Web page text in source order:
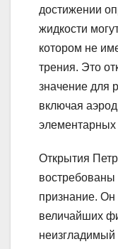
достижении
жидкости
котором не
трения. Это
значение для
включая
элементарных
Открытия
признание. Он
величайших
неизгладимый